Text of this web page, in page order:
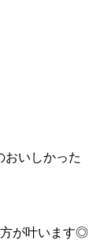
いしかった
が叶います◎